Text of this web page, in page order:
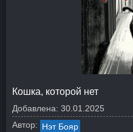
Кошка, которой нет
Добавлена: 30.01.2025
Автор: Нэт Бояр